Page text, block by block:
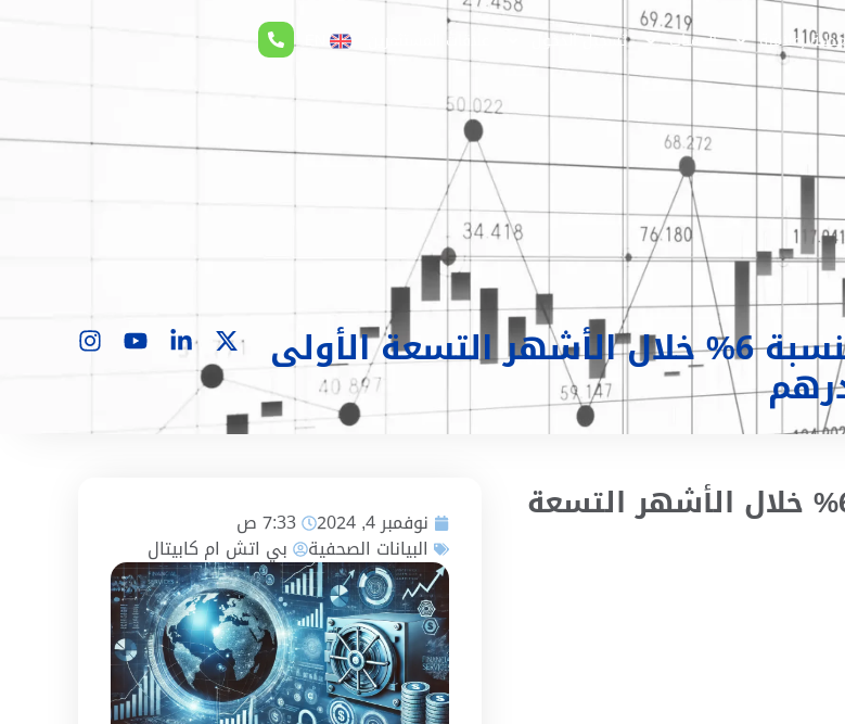
تغطية إعلامية الحساب تسجيل الدخول علاقات المستثمرين
أرباح “بي اتش ام كابيتال” تنمو بنسبة 6% خلال الأشهر التسعة الأولى
نوفمبر 4, 2024 7:33 ص
البيانات الصحفية بي اتش ام كابيتال
أرباح “بي اتش ام كابيتال” تنمو بنسبة 6% خلال الأشهر التسعة